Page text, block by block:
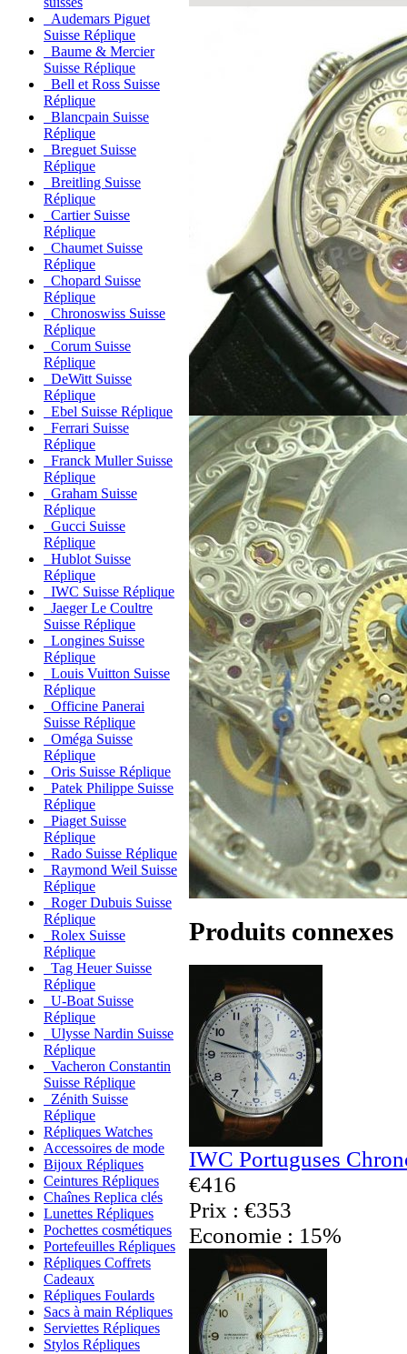
Audemars Piguet
Suisse Réplique
Baume & Mercier
Suisse Réplique
Bell et Ross Suisse
Réplique
Blancpain Suisse
Réplique
Breguet Suisse
Réplique
Breitling Suisse
Réplique
Cartier Suisse
Réplique
Chaumet Suisse
Réplique
Chopard Suisse
Réplique
Chronoswiss Suisse
Réplique
Corum Suisse
Réplique
DeWitt Suisse
Réplique
Ebel Suisse Réplique
Ferrari Suisse
Réplique
Franck Muller Suisse
Réplique
Graham Suisse
Réplique
Gucci Suisse
Réplique
Hublot Suisse
Réplique
IWC Suisse Réplique
Jaeger Le Coultre
Suisse Réplique
Longines Suisse
Réplique
Louis Vuitton Suisse
Réplique
Officine Panerai
Suisse Réplique
Oméga Suisse
Réplique
Oris Suisse Réplique
Patek Philippe Suisse
Réplique
Piaget Suisse
Réplique
Rado Suisse Réplique
Raymond Weil Suisse
Réplique
Roger Dubuis Suisse
Réplique
Rolex Suisse
Réplique
Tag Heuer Suisse
Réplique
U-Boat Suisse
Réplique
Ulysse Nardin Suisse
Réplique
Vacheron Constantin
Suisse Réplique
Zénith Suisse
Réplique
Répliques Watches
Accessoires de mode
Bijoux Répliques
Ceintures Répliques
Chaînes Replica clés
Lunettes Répliques
Pochettes cosmétiques
Portefeuilles Répliques
Répliques Coffrets
Cadeaux
Répliques Foulards
Sacs à main Répliques
Serviettes Répliques
Stylos Répliques
Produits connexes
IWC Portuguses
€416
Prix : €353
Economie : 15%